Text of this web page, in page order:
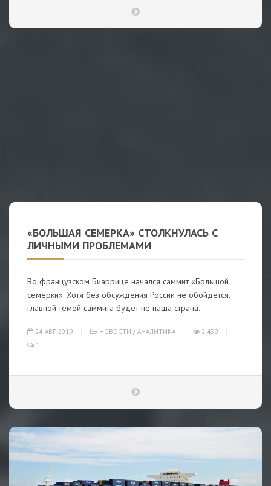
«БОЛЬШАЯ СЕМЕРКА» СТОЛКНУЛАСЬ С
ЛИЧНЫМИ ПРОБЛЕМАМИ
Во французском Биаррице начался саммит «Большой
семерки». Хотя без обсуждения России не обойдется,
главной темой саммита будет не наша страна.
24-АВГ-2019 НОВОСТИ / АНАЛИТИКА
2 439
1